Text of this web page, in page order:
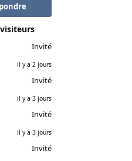
Invité
il y a 2 jours
Invité
il y a 3 jours
Invité
il y a 3 jours
Invité